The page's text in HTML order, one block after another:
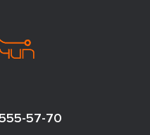
57-70